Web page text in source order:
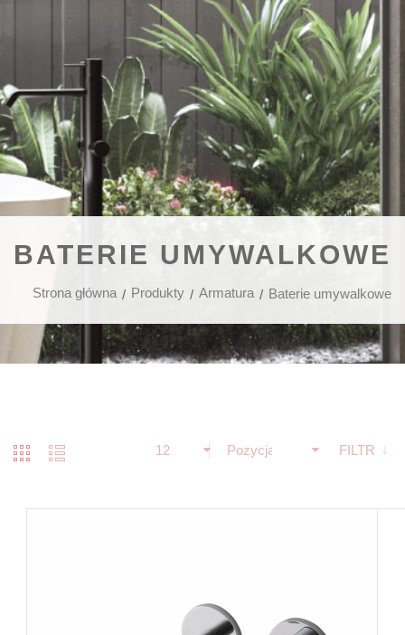
BATERIE UMYWALKOWE
Strona główna Produkty Armatura Baterie umywalkowe
Pozycja FILTR
12